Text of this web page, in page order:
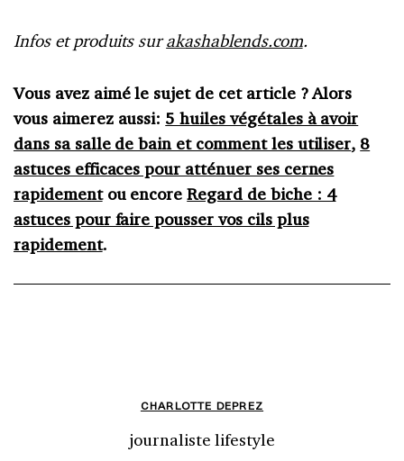
Infos et produits surakashablends.com.
Vous avez aimé le sujet de cet article ? Alors
vous aimerez aussi: 5 huiles végétales à avoir
dans sa salle de bain et comment les utiliser, 8
astuces efficaces pour atténuer ses cernes
rapidementou encoreRegard de biche : 4
astuces pour faire pousser vos cils plus
rapidement.
CHARLOTTE DEPREZ
journaliste lifestyle